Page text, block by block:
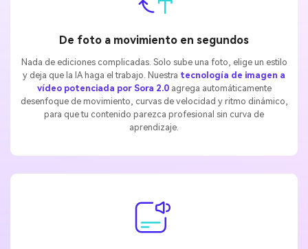
De foto a movimiento en segundos
Nada de ediciones complicadas. Solo sube una foto, elige un estilo
y deja que la IA haga el trabajo. Nuestra tecnología de imagen a
vídeo potenciada por Sora 2.0agrega automáticamente
desenfoque de movimiento, curvas de velocidad y ritmo dinámico,
para que tu contenido parezca profesional sin curva de
aprendizaje.